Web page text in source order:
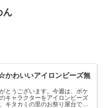
ん
かわいいアイロンビーズ無
とうございます。今週は、ポケ
キャラクターをアイロンビーズ
キタカミの里のお祭り屋台で売